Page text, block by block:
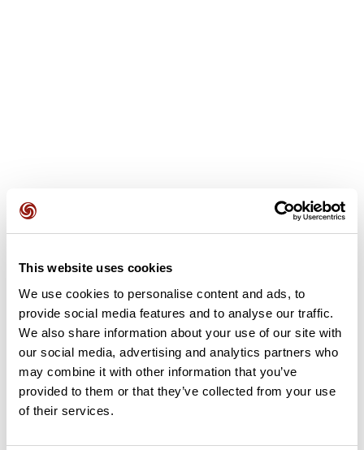
This website uses cookies
We use cookies to personalise content and ads, to
provide social media features and to analyse our traffic.
We also share information about your use of our site with
our social media, advertising and analytics partners who
may combine it with other information that you’ve
provided to them or that they’ve collected from your use
of their services.
completado? ¡Deja la primera opinión!
Añadir una opinión
Resumen